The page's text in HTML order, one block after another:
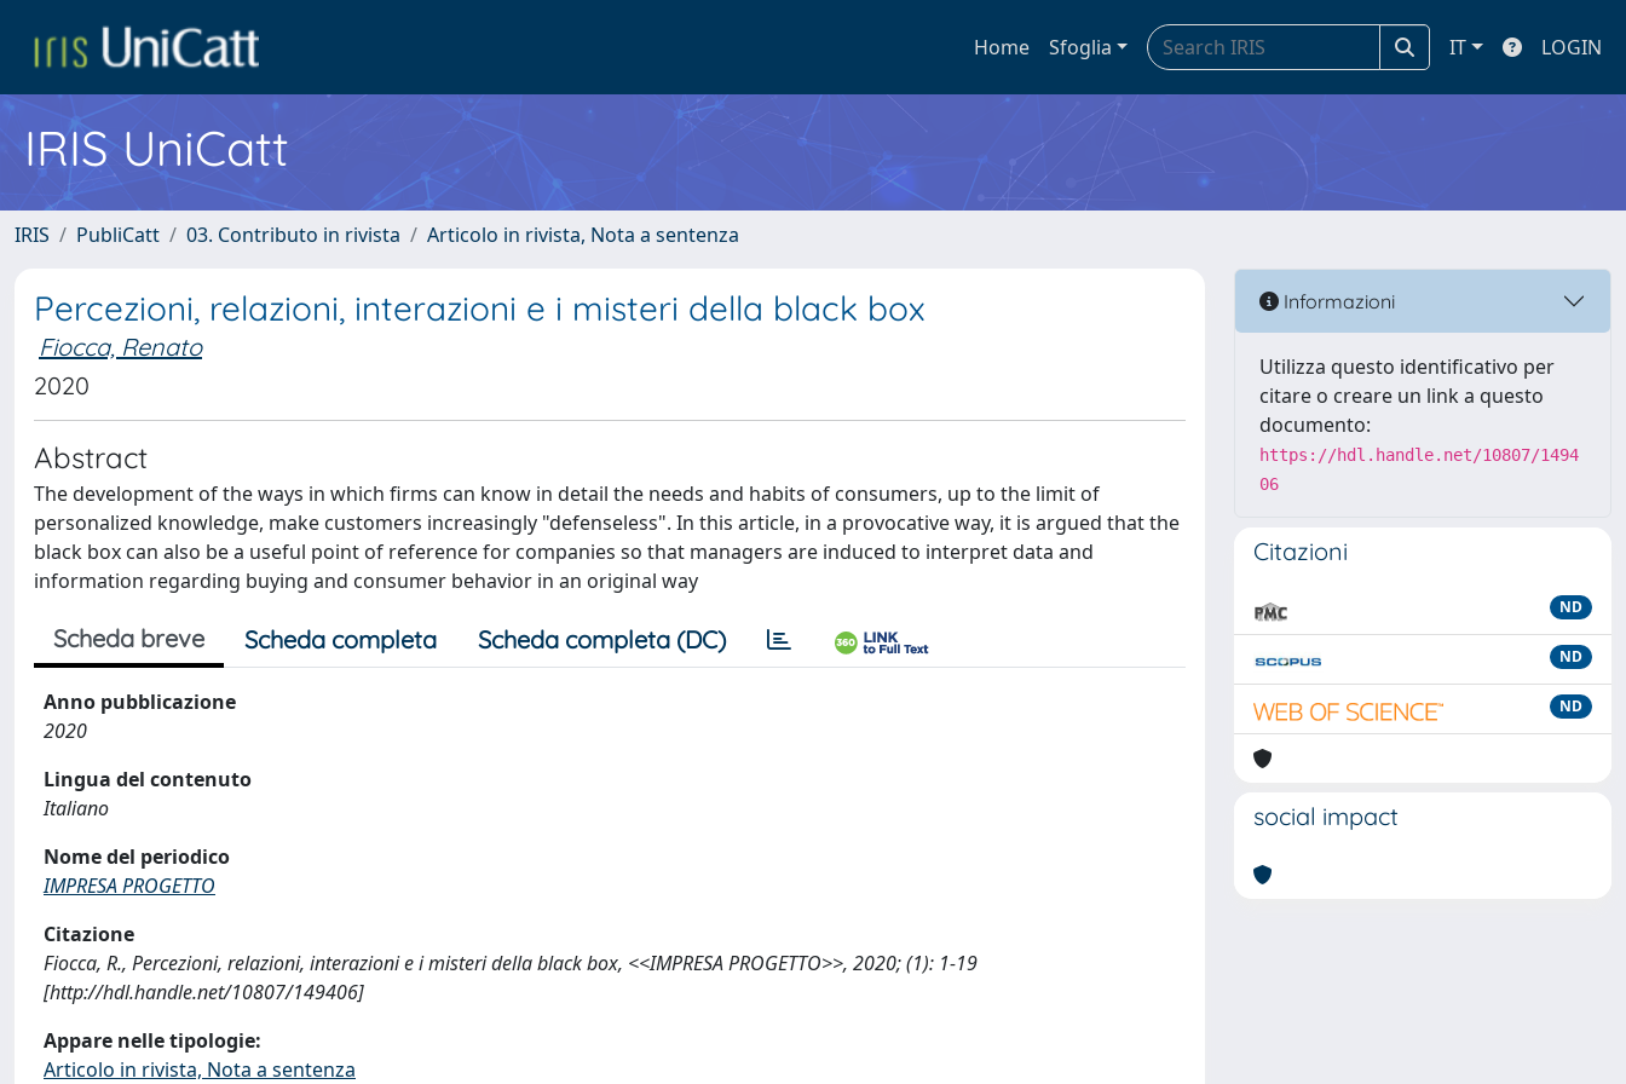
Home Sfoglia IT LOGIN
IRIS UniCatt
IRIS PubliCatt 03. Contributo in rivista Articolo in rivista, Nota a sentenza
Percezioni, relazioni, interazioni e i misteri della black box
Fiocca, Renato
2020
Abstract
The development of the ways in which firms can know in detail the needs and habits of consumers, up to the limit of
personalized knowledge, make customers increasingly "defenseless". In this article, in a provocative way, it is argued that the
black box can also be a useful point of reference for companies so that managers are induced to interpret data and
information regarding buying and consumer behavior in an original way
Scheda breve Scheda completa Scheda completa (DC)
Anno pubblicazione
2020
Lingua del contenuto
Italiano
Nome del periodico
IMPRESA PROGETTO
Citazione
Fiocca, R., Percezioni, relazioni, interazioni e i misteri della black box, <<IMPRESA PROGETTO>>, 2020; (1): 1-19
[http://hdl.handle.net/10807/149406]
Appare nelle tipologie:
Articolo in rivista, Nota a sentenza
Informazioni
Utilizza questo identificativo per
citare o creare un link a questo
documento:
https://hdl.handle.net/10807/1494
06
Citazioni
ND
ND
ND
social impact